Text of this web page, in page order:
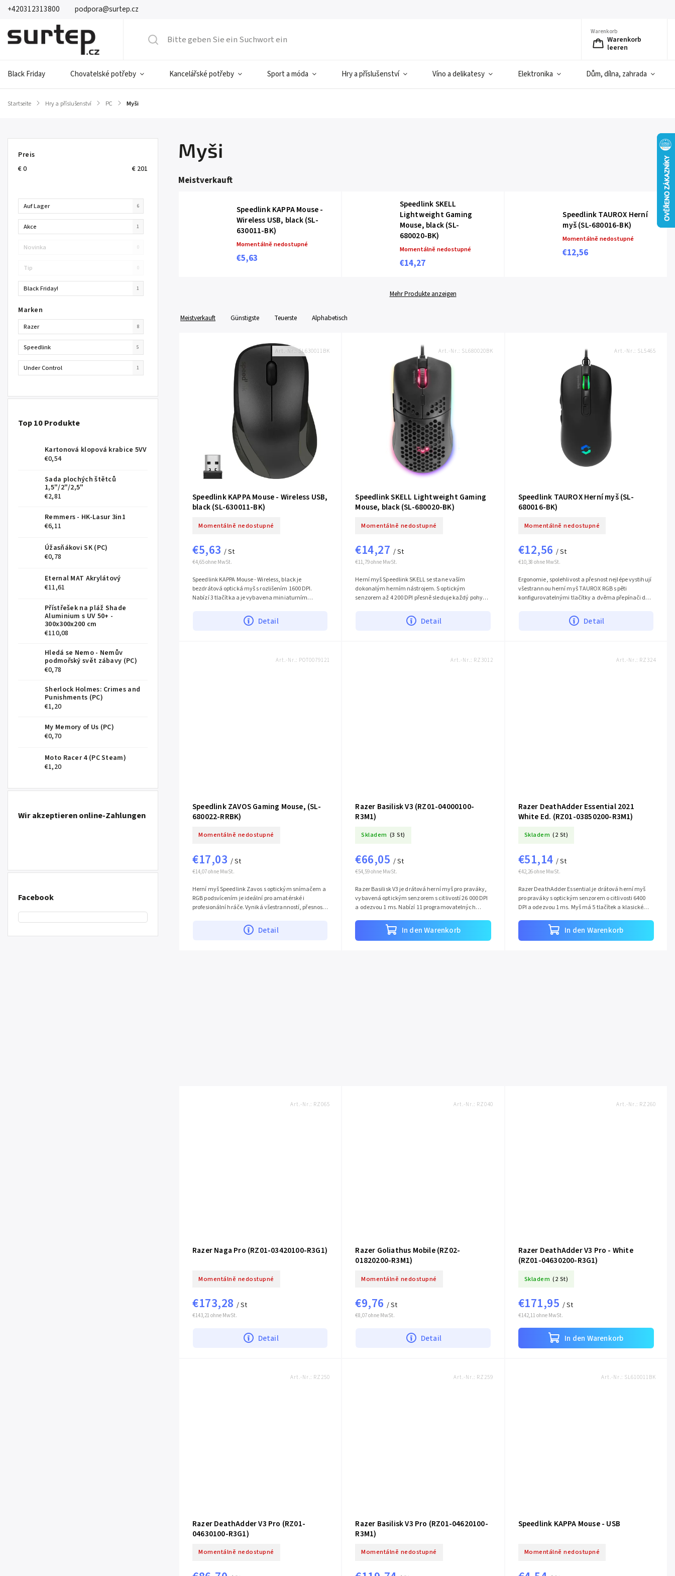
+420312313800 podpora@surtep.cz
Warenkorb
Warenkorb
leeren
Black Friday Chovatelské potřeby Kancelářské potřeby Sport a móda Hry a příslušenství Víno a delikatesy Elektronika Dům, dílna, zahrada
Startseite / Hry a příslušenství / PC / Myši
Preis
€0 € 201
Auf Lager 6
Akce 1
Novinka 0
Tip 0
Black Friday! 1
Marken
Razer 8
Speedlink 5
Under Control 1
Top 10 Produkte
Kartonová klopová krabice 5VV
€0,54
Sada plochých štětců
1,5"/2"/2,5"
€2,81
Remmers - HK-Lasur 3in1
€6,11
Úžasňákovi SK (PC)
€0,78
Eternal MAT Akrylátový
€11,61
Přístřešek na pláž Shade
Aluminium s UV 50+ -
300x300x200 cm
€110,08
Hledá se Nemo - Nemův
podmořský svět zábavy (PC)
€0,78
Sherlock Holmes: Crimes and
Punishments (PC)
€1,20
My Memory of Us (PC)
€0,70
Moto Racer 4 (PC Steam)
€1,20
Wir akzeptieren online-Zahlungen
Facebook
Myši
Meistverkauft
Speedlink KAPPA Mouse -
Wireless USB, black (SL-
630011-BK)
Momentálně nedostupné
€5,63
Speedlink SKELL
Lightweight Gaming
Mouse, black (SL-
680020-BK)
Momentálně nedostupné
€14,27
Speedlink TAUROX Herní
myš (SL-680016-BK)
Momentálně nedostupné
€12,56
Mehr Produkte anzeigen
Meistverkauft Günstigste Teuerste Alphabetisch
Speedlink KAPPA Mouse - Wireless USB,
black (SL-630011-BK)
Momentálně nedostupné
€4,65 ohne MwSt.
€5,63 / St
Detail
Speedlink KAPPA Mouse - Wireless, black je
bezdrátová optická myš s rozlišením 1600 DPI.
Nabízí 3 tlačítka a je vybavena miniaturním
Art.-Nr.:SL630011BK
Speedlink SKELL Lightweight Gaming
Mouse, black (SL-680020-BK)
Momentálně nedostupné
€11,79 ohne MwSt.
€14,27 / St
Detail
Herní myš Speedlink SKELL se stane vaším
dokonalým herním nástrojem. S optickým
senzorem až 4 200 DPI přesně sleduje každý pohyb,
Art.-Nr.: SL680020BK
Speedlink TAUROX Herní myš (SL-
680016-BK)
Momentálně nedostupné
€10,38 ohne MwSt.
€12,56/ St
Detail
Ergonomie, spolehlivost a přesnost nejlépe vystihují
všestrannou herní myš TAUROX RGB s pěti
konfigurovatelnými tlačítky a dvěma přepínači dpi.
Art.-Nr.: SL5465
Speedlink ZAVOS Gaming Mouse, (SL-
680022-RRBK)
Momentálně nedostupné
€14,07 ohne MwSt.
€17,03 / St
Detail
Herní myš Speedlink Zavos s optickým snímačem a
RGB podsvícením je ideální pro amatérské i
profesionální hráče. Vyniká všestranností, přesností
Art.-Nr.: POT0079121
Razer Basilisk V3 (RZ01-04000100-
R3M1)
Skladem (3 St)
€54,59 ohne MwSt.
€66,05 / St
In den Warenkorb
Razer Basilisk V3 je drátová herní myš pro praváky,
vybavená optickým senzorem s citlivostí 26 000 DPI
a odezvou 1 ms. Nabízí 11 programovatelných
Art.-Nr.: RZ3012
Razer DeathAdder Essential 2021
White Ed. (RZ01-03850200-R3M1)
Skladem (2 St)
€42,26 ohne MwSt.
€51,14/ St
In den Warenkorb
Razer DeathAdder Essential je drátová herní myš
pro praváky s optickým senzorem o citlivosti 6400
DPI a odezvou 1 ms. Myš má 5 tlačítek a klasické
Art.-Nr.: RZ324
Razer Naga Pro (RZ01-03420100-R3G1)
Momentálně nedostupné
€143,21 ohne MwSt.
€173,28 / St
Detail
Art.-Nr.: RZ065
Razer Goliathus Mobile (RZ02-
01820200-R3M1)
Momentálně nedostupné
€8,07 ohne MwSt.
€9,76/ St
Detail
Art.-Nr.: RZ040
Razer DeathAdder V3 Pro - White
(RZ01-04630200-R3G1)
Skladem (2 St)
€142,11 ohne MwSt.
€171,95 / St
In den Warenkorb
Art.-Nr.: RZ260
Razer DeathAdder V3 Pro (RZ01-
04630100-R3G1)
Momentálně nedostupné
Art.-Nr.: RZ250
Razer Basilisk V3 Pro (RZ01-04620100-
R3M1)
Momentálně nedostupné
Art.-Nr.: RZ259
Speedlink KAPPA Mouse - USB
Momentálně nedostupné
Art.-Nr.: SL610011BK